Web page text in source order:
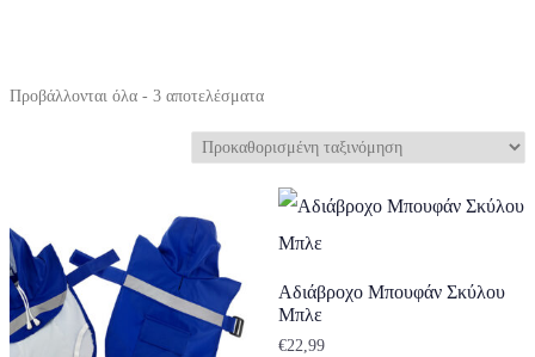
Προβάλλονται όλα - 3 αποτελέσματα
Αδιάβροχο Μπουφάν Σκύλου
Μπλε
€22,99